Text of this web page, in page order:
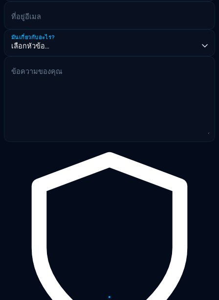
ที่อยู่อีเมล
มันเกี่ยวกับอะไร?
ข้อความของคุณ